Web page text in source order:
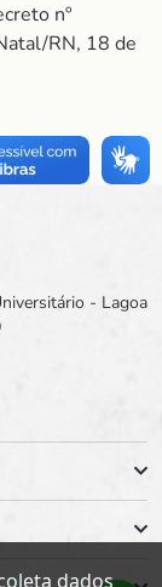
nº
RN, 18 de
- Lagoa
dados